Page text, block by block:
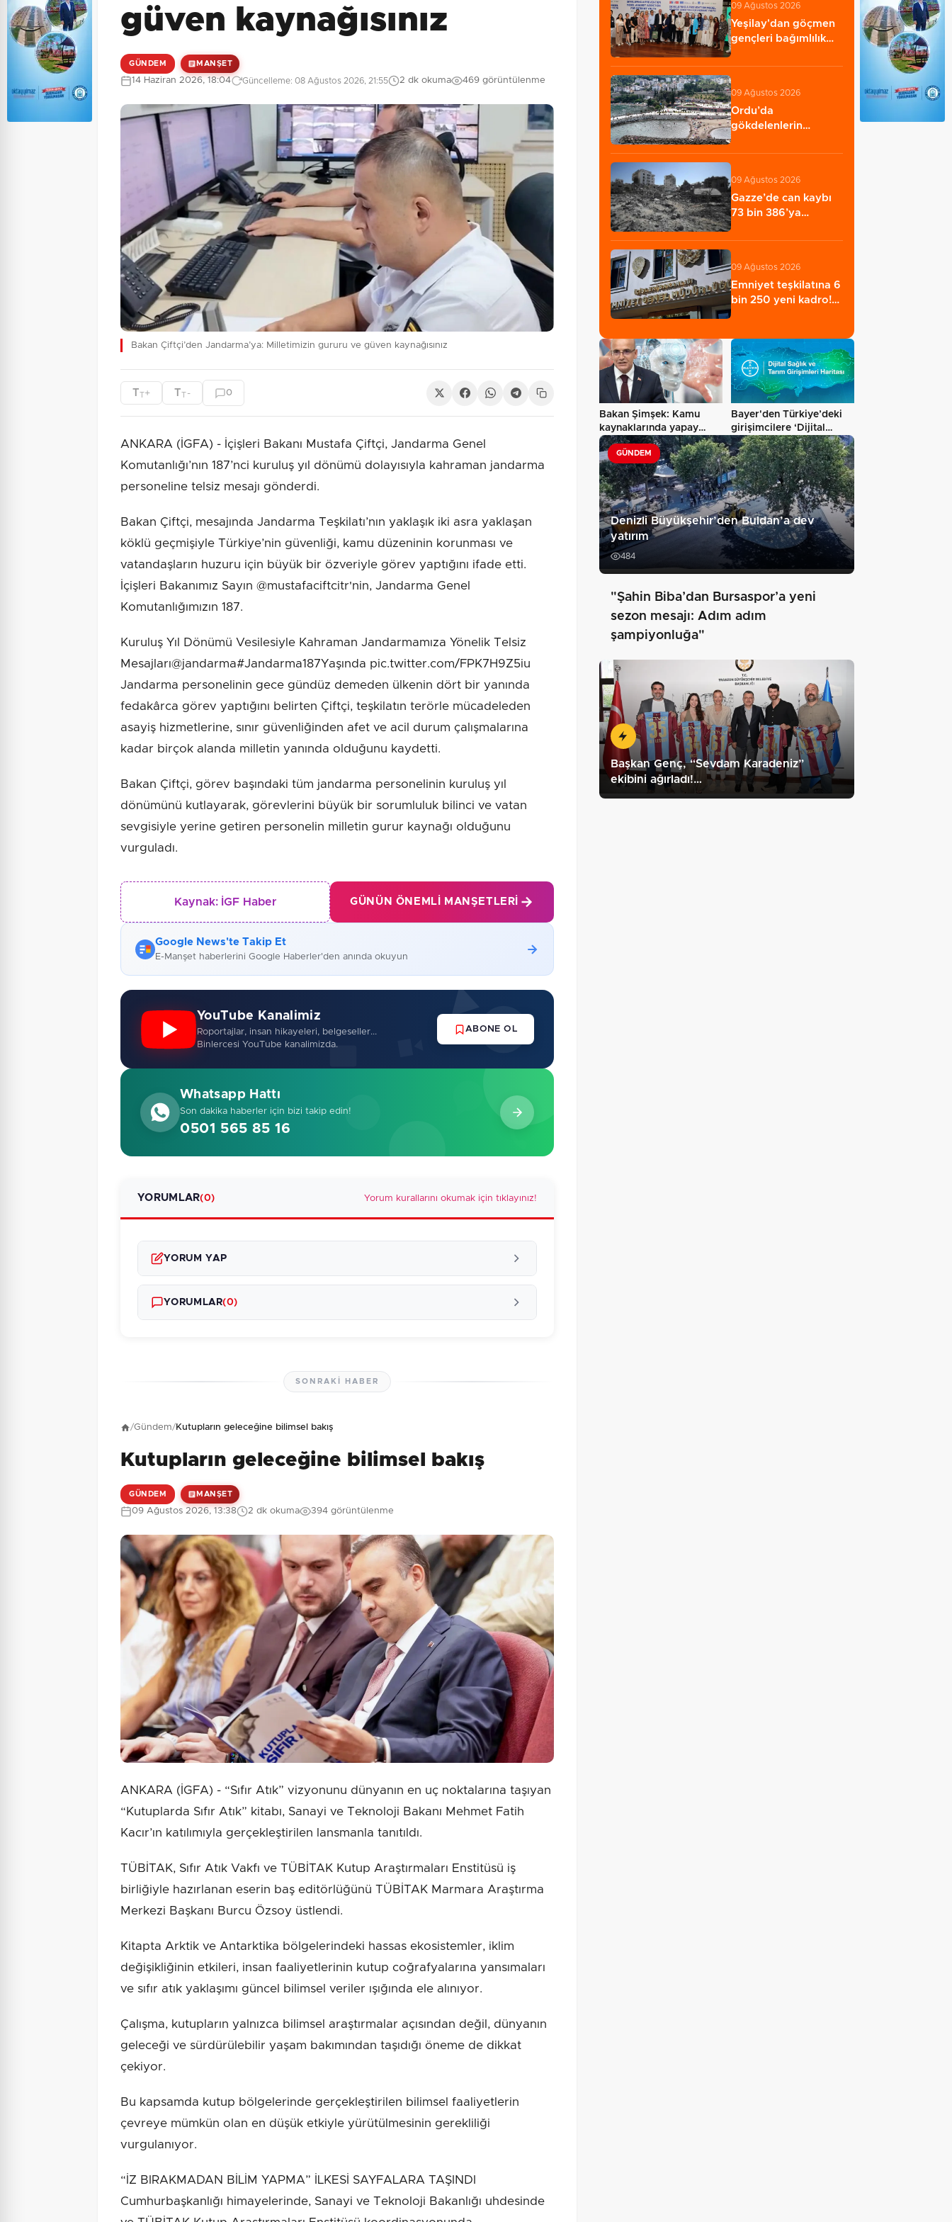
güven kaynağısınız
GÜNDEM MANŞET
14 Haziran 2026, 18:04 Güncelleme: 08 Ağustos 2026, 21:55 2 dk okuma 469 görüntülenme
Bakan Çiftçi’den Jandarma’ya: Milletimizin gururu ve güven kaynağısınız
TT+ TT - 0
ANKARA (İGFA) - İçişleri Bakanı Mustafa Çiftçi, Jandarma Genel
Komutanlığı’nın 187’nci kuruluş yıl dönümü dolayısıyla kahraman jandarma
personeline telsiz mesajı gönderdi.
Bakan Çiftçi, mesajında Jandarma Teşkilatı’nın yaklaşık iki asra yaklaşan
köklü geçmişiyle Türkiye’nin güvenliği, kamu düzeninin korunması ve
vatandaşların huzuru için büyük bir özveriyle görev yaptığını ifade etti.
İçişleri Bakanımız Sayın @mustafaciftcitr'nin, Jandarma Genel
Komutanlığımızın 187.
Kuruluş Yıl Dönümü Vesilesiyle Kahraman Jandarmamıza Yönelik Telsiz
Mesajları@jandarma#Jandarma187Yaşında pic.twitter.com/FPK7H9Z5iu
Jandarma personelinin gece gündüz demeden ülkenin dört bir yanında
fedakârca görev yaptığını belirten Çiftçi, teşkilatın terörle mücadeleden
asayiş hizmetlerine, sınır güvenliğinden afet ve acil durum çalışmalarına
kadar birçok alanda milletin yanında olduğunu kaydetti.
Bakan Çiftçi, görev başındaki tüm jandarma personelinin kuruluş yıl
dönümünü kutlayarak, görevlerini büyük bir sorumluluk bilinci ve vatan
sevgisiyle yerine getiren personelin milletin gurur kaynağı olduğunu
vurguladı.
Kaynak: İGF Haber GÜNÜN ÖNEMLI MANŞETLERI
Google News'te Takip Et
E-Manşet haberlerini Google Haberler'den anında okuyun
YouTube Kanalimiz
Roportajlar, insan hikayeleri, belgeseller...
Binlercesi YouTube kanalimizda.
ABONE OL
Whatsapp Hattı
Son dakika haberler için bizi takip edin!
0501 565 85 16
YORUMLAR(0) Yorum kurallarını okumak için tıklayınız!
YORUM YAP
Güvenlik Sorusu: 9 + 2 = ? Gönder
YORUMLAR(0)
SONRAKI HABER
/Gündem/Kutupların geleceğine bilimsel bakış
Kutupların geleceğine bilimsel bakış
GÜNDEM MANŞET
09 Ağustos 2026, 13:38 2 dk okuma 394 görüntülenme
ANKARA (İGFA) - “Sıfır Atık” vizyonunu dünyanın en uç noktalarına taşıyan
“Kutuplarda Sıfır Atık” kitabı, Sanayi ve Teknoloji Bakanı Mehmet Fatih
Kacır’ın katılımıyla gerçekleştirilen lansmanla tanıtıldı.
TÜBİTAK, Sıfır Atık Vakfı ve TÜBİTAK Kutup Araştırmaları Enstitüsü iş
birliğiyle hazırlanan eserin baş editörlüğünü TÜBİTAK Marmara Araştırma
Merkezi Başkanı Burcu Özsoy üstlendi.
Kitapta Arktik ve Antarktika bölgelerindeki hassas ekosistemler, iklim
değişikliğinin etkileri, insan faaliyetlerinin kutup coğrafyalarına yansımaları
ve sıfır atık yaklaşımı güncel bilimsel veriler ışığında ele alınıyor.
Çalışma, kutupların yalnızca bilimsel araştırmalar açısından değil, dünyanın
geleceği ve sürdürülebilir yaşam bakımından taşıdığı öneme de dikkat
çekiyor.
Bu kapsamda kutup bölgelerinde gerçekleştirilen bilimsel faaliyetlerin
çevreye mümkün olan en düşük etkiyle yürütülmesinin gerekliliği
vurgulanıyor.
“İZ BIRAKMADAN BİLİM YAPMA” İLKESİ SAYFALARA TAŞINDI
Cumhurbaşkanlığı himayelerinde, Sanayi ve Teknoloji Bakanlığı uhdesinde
09 Ağustos 2026
Yeşilay'dan göçmen
gençleri bağımlılık
09 Ağustos 2026
Ordu’da
gökdelenlerin
hizmetine…
09 Ağustos 2026
Gazze’de can kaybı
73 bin 386’ya
09 Ağustos 2026
Emniyet teşkilatına 6
bin 250 yeni kadro!
Bakan Şimşek: Kamu
kaynaklarında yapay
zekâ dönemi
Bayer'den Türkiye’deki
girişimcilere ‘Dijital
Sağlık…
GÜNDEM
Denizli Büyükşehir’den Buldan’a dev
yatırım
484
"Şahin Biba’dan Bursaspor’a yeni
sezon mesajı: Adım adım
şampiyonluğa"
Başkan Genç, “Sevdam Karadeniz”
ekibini ağırladı!…